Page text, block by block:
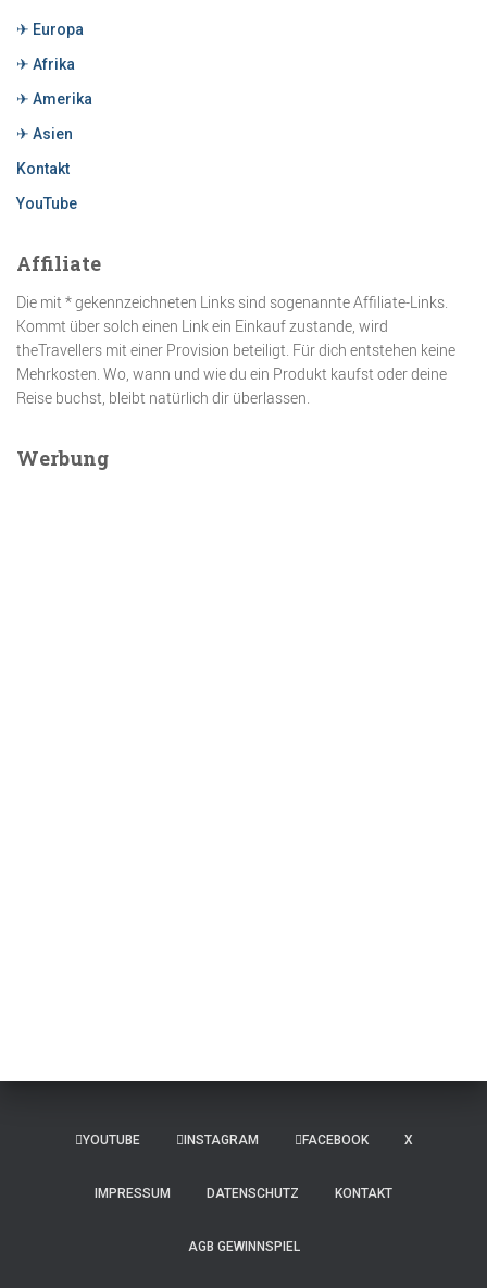
✈ Europa
✈ Afrika
✈ Amerika
✈ Asien
Kontakt
YouTube
Affiliate
Die mit * gekennzeichneten Links sind sogenannte Affiliate-Links.
Kommt über solch einen Link ein Einkauf zustande, wird
theTravellers mit einer Provision beteiligt. Für dich entstehen keine
Mehrkosten. Wo, wann und wie du ein Produkt kaufst oder deine
Reise buchst, bleibt natürlich dir überlassen.
Werbung
YOUTUBE INSTAGRAM FACEBOOK X
IMPRESSUM DATENSCHUTZ KONTAKT
AGB GEWINNSPIEL